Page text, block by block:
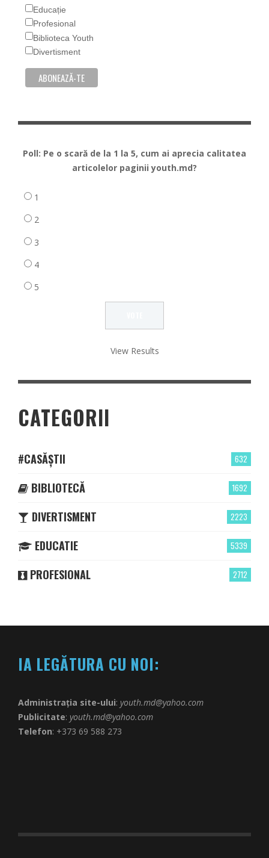
Educație
Profesional
Biblioteca Youth
Divertisment
Poll: Pe o scară de la 1 la 5, cum ai aprecia calitatea
articolelor paginii youth.md?
1
2
3
4
5
View Results
CATEGORII
632
#CASĂȘTII
1692
BIBLIOTECĂ
2223
DIVERTISMENT
5339
EDUCATIE
2712
PROFESIONAL
IA LEGĂTURA CU NOI:
Administrația site-ului: youth.md@yahoo.com
Publicitate: youth.md@yahoo.com
Telefon: +373 69 588 273